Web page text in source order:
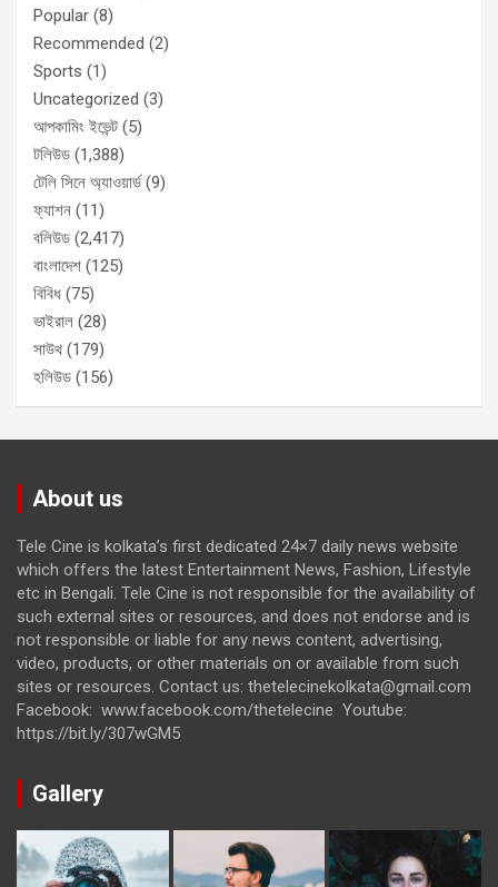
Popular (8)
Recommended (2)
Sports (1)
Uncategorized (3)
আপকামিং ইভেন্ট (5)
টলিউড (1,388)
টেলি সিনে অ্যাওয়ার্ড(9)
ফ্যাশন (11)
বলিউড (2,417)
বাংলাদেশ (125)
বিবিধ (75)
ভাইরাল (28)
সাউথ (179)
হলিউড (156)
About us
Tele Cine is kolkata’s first dedicated 24×7 daily news website
which offers the latest Entertainment News, Fashion, Lifestyle
etc in Bengali. Tele Cine is not responsible for the availability of
such external sites or resources, and does not endorse and is
not responsible or liable for any news content, advertising,
video, products, or other materials on or available from such
sites or resources. Contact us: thetelecinekolkata@gmail.com
Facebook: www.facebook.com/thetelecine Youtube:
https://bit.ly/307wGM5
Gallery